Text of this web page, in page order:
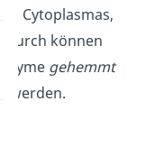
Cytoplasmas,
können
gehemmt
werden.